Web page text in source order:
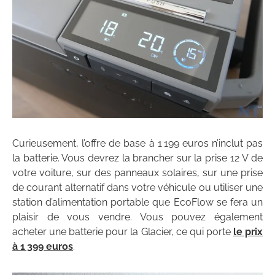
Curieusement, l’offre de base à 1 199 euros n’inclut pas
la batterie. Vous devrez la brancher sur la prise 12 V de
votre voiture, sur des panneaux solaires, sur une prise
de courant alternatif dans votre véhicule ou utiliser une
station d’alimentation portable que EcoFlow se fera un
plaisir de vous vendre. Vous pouvez également
acheter une batterie pour la Glacier, ce qui porte le prix
à 1 399 euros.